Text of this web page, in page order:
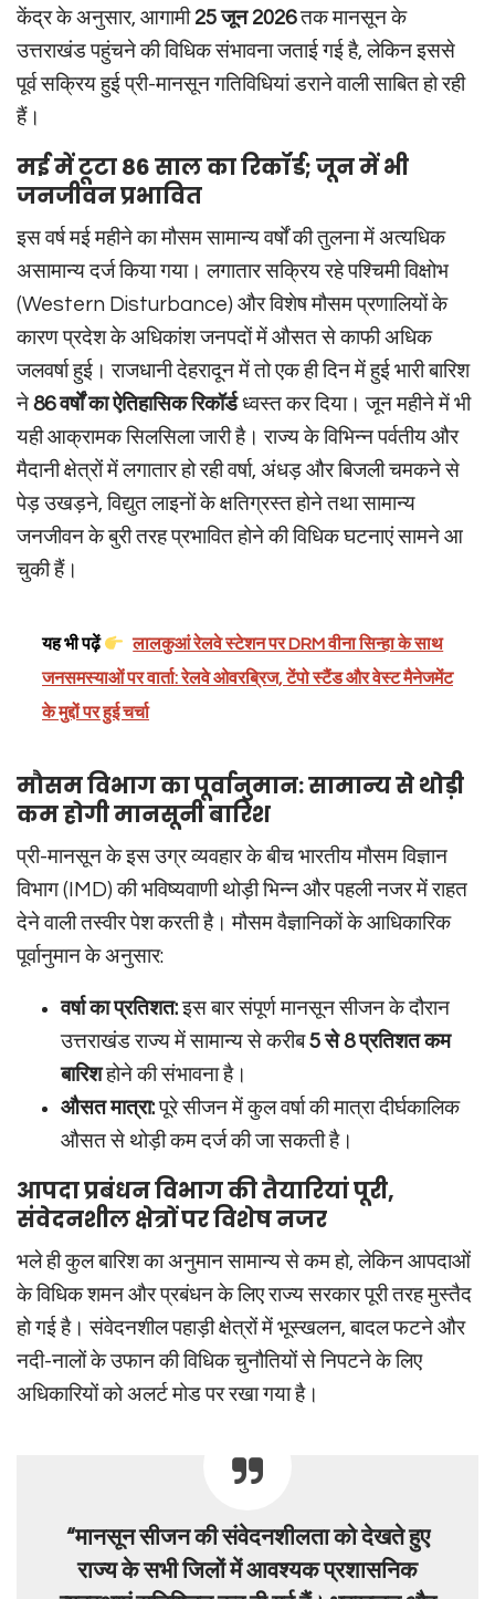
केंद्र के अनुसार, आगामी 25 जून 2026तक मानसून के
उत्तराखंड पहुंचने की विधिक संभावना जताई गई है, लेकिन इससे
पूर्व सक्रिय हुई प्री-मानसून गतिविधियां डराने वाली साबित हो रही
हैं।
मई में टूटा 86 साल का रिकॉर्ड; जून में भी
जनजीवन प्रभावित
इस वर्ष मई महीने का मौसम सामान्य वर्षों की तुलना में अत्यधिक
असामान्य दर्ज किया गया। लगातार सक्रिय रहे पश्चिमी विक्षोभ
(Western Disturbance) और विशेष मौसम प्रणालियों के
कारण प्रदेश के अधिकांश जनपदों में औसत से काफी अधिक
जलवर्षा हुई। राजधानी देहरादून में तो एक ही दिन में हुई भारी बारिश
ने 86 वर्षों का ऐतिहासिक रिकॉर्डध्वस्त कर दिया। जून महीने में भी
यही आक्रामक सिलसिला जारी है। राज्य के विभिन्न पर्वतीय और
मैदानी क्षेत्रों में लगातार हो रही वर्षा, अंधड़ और बिजली चमकने से
पेड़ उखड़ने, विद्युत लाइनों के क्षतिग्रस्त होने तथा सामान्य
जनजीवन के बुरी तरह प्रभावित होने की विधिक घटनाएं सामने आ
चुकी हैं।
यह भी पढ़ें
लालकुआं रेलवे स्टेशन पर DRM वीना सिन्हा के साथ
जनसमस्याओं पर वार्ता: रेलवे ओवरब्रिज, टेंपो स्टैंड और वेस्ट मैनेजमेंट
के मुद्दों पर हुई चर्चा
मौसम विभाग का पूर्वानुमान: सामान्य से थोड़ी
कम होगी मानसूनी बारिश
प्री-मानसून के इस उग्र व्यवहार के बीच भारतीय मौसम विज्ञान
विभाग (IMD) की भविष्यवाणी थोड़ी भिन्न और पहली नजर में राहत
देने वाली तस्वीर पेश करती है। मौसम वैज्ञानिकों के आधिकारिक
पूर्वानुमान के अनुसार:
वर्षा का प्रतिशत:इस बार संपूर्ण मानसून सीजन के दौरान
उत्तराखंड राज्य में सामान्य से करीब5 से 8 प्रतिशत कम
बारिशहोने की संभावना है।
औसत मात्रा:पूरे सीजन में कुल वर्षा की मात्रा दीर्घकालिक
औसत से थोड़ी कम दर्ज की जा सकती है।
आपदा प्रबंधन विभाग की तैयारियां पूरी,
संवेदनशील क्षेत्रों पर विशेष नजर
भले ही कुल बारिश का अनुमान सामान्य से कम हो, लेकिन आपदाओं
के विधिक शमन और प्रबंधन के लिए राज्य सरकार पूरी तरह मुस्तैद
हो गई है। संवेदनशील पहाड़ी क्षेत्रों में भूस्खलन, बादल फटने और
नदी-नालों के उफान की विधिक चुनौतियों से निपटने के लिए
अधिकारियों को अलर्ट मोड पर रखा गया है।
“मानसून सीजन की संवेदनशीलता को देखते हुए
राज्य के सभी जिलों में आवश्यक प्रशासनिक